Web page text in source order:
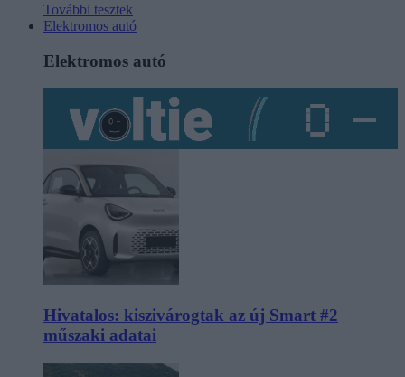
További tesztek
Elektromos autó
Elektromos autó
Hivatalos: kiszivárogtak az új Smart #2
műszaki adatai